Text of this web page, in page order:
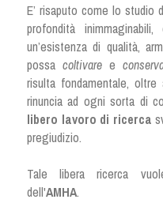
E’ risaputo come lo studio
profondità
un’esistenza di qualità,
possa coltivare e
risulta fondamentale,
libero lavoro di ricerca
pregiudizio.
Tale libera ricerca
dell'AMHA.